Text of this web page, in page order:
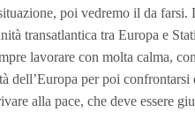
poi vedremo il da farsi.
transatlantica tra Europa e
lavorare con molta calma,
dell’Europa per poi
alla pace, che deve essere